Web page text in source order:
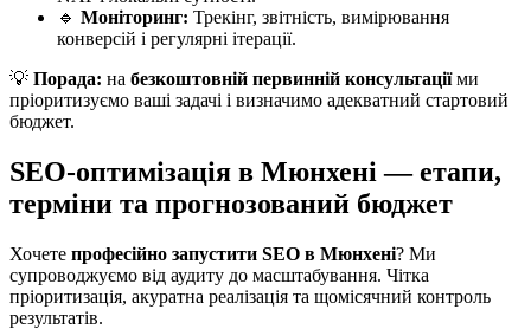
🔹 Моніторинг: Трекінг, звітність, вимірювання
конверсій і регулярні ітерації.
💡 Порада: на безкоштовній первинній консультаціїми
пріоритизуємо ваші задачі і визначимо адекватний стартовий
бюджет.
SEO-оптимізація в Мюнхені — етапи,
терміни та прогнозований бюджет
Хочете професійно запустити SEO в Мюнхені? Ми
супроводжуємо від аудиту до масштабування. Чітка
пріоритизація, акуратна реалізація та щомісячний контроль
результатів.